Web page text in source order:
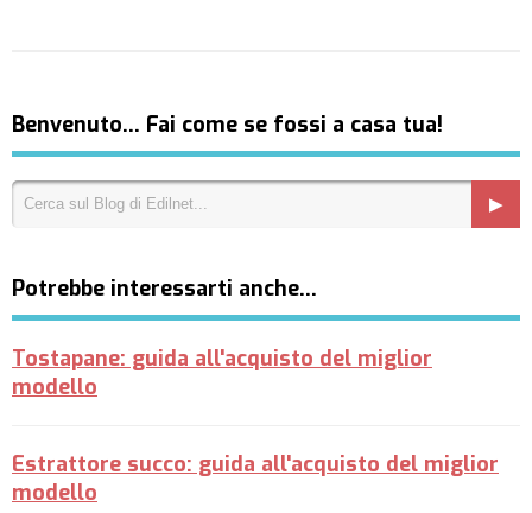
Benvenuto… Fai come se fossi a casa tua!
Potrebbe interessarti anche…
Tostapane: guida all'acquisto del miglior
modello
Estrattore succo: guida all'acquisto del miglior
modello